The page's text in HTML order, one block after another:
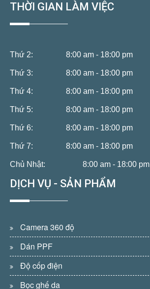
THỜI GIAN LÀM VIỆC
Thứ 2: 8:00 am - 18:00 pm
Thứ 3: 8:00 am - 18:00 pm
Thứ 4: 8:00 am - 18:00 pm
Thứ 5: 8:00 am - 18:00 pm
Thứ 6: 8:00 am - 18:00 pm
Thứ 7: 8:00 am - 18:00 pm
Chủ Nhật: 8:00 am - 18:00 pm
DỊCH VỤ - SẢN PHẨM
Camera 360 độ
Dán PPF
Độ cốp điện
Bọc ghế da